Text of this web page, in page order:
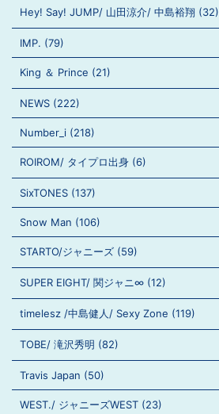
Hey! Say! JUMP/ 山田涼介/ 中島裕翔 (32)
IMP. (79)
King ＆ Prince (21)
NEWS (222)
Number_i (218)
ROIROM/ タイプロ出身 (6)
SixTONES (137)
Snow Man (106)
STARTO/ジャニーズ (59)
SUPER EIGHT/ 関ジャニ∞ (12)
timelesz /中島健人/ Sexy Zone (119)
TOBE/ 滝沢秀明 (82)
Travis Japan (50)
WEST./ ジャニーズWEST (23)